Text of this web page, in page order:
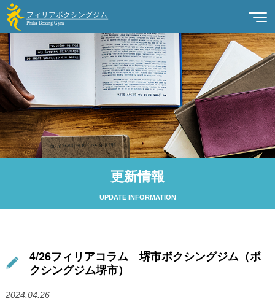
更新情報
UPDATE INFORMATION
4/26フィリアコラム 堺市ボクシングジム（ボ
クシングジム堺市）
2024.04.26